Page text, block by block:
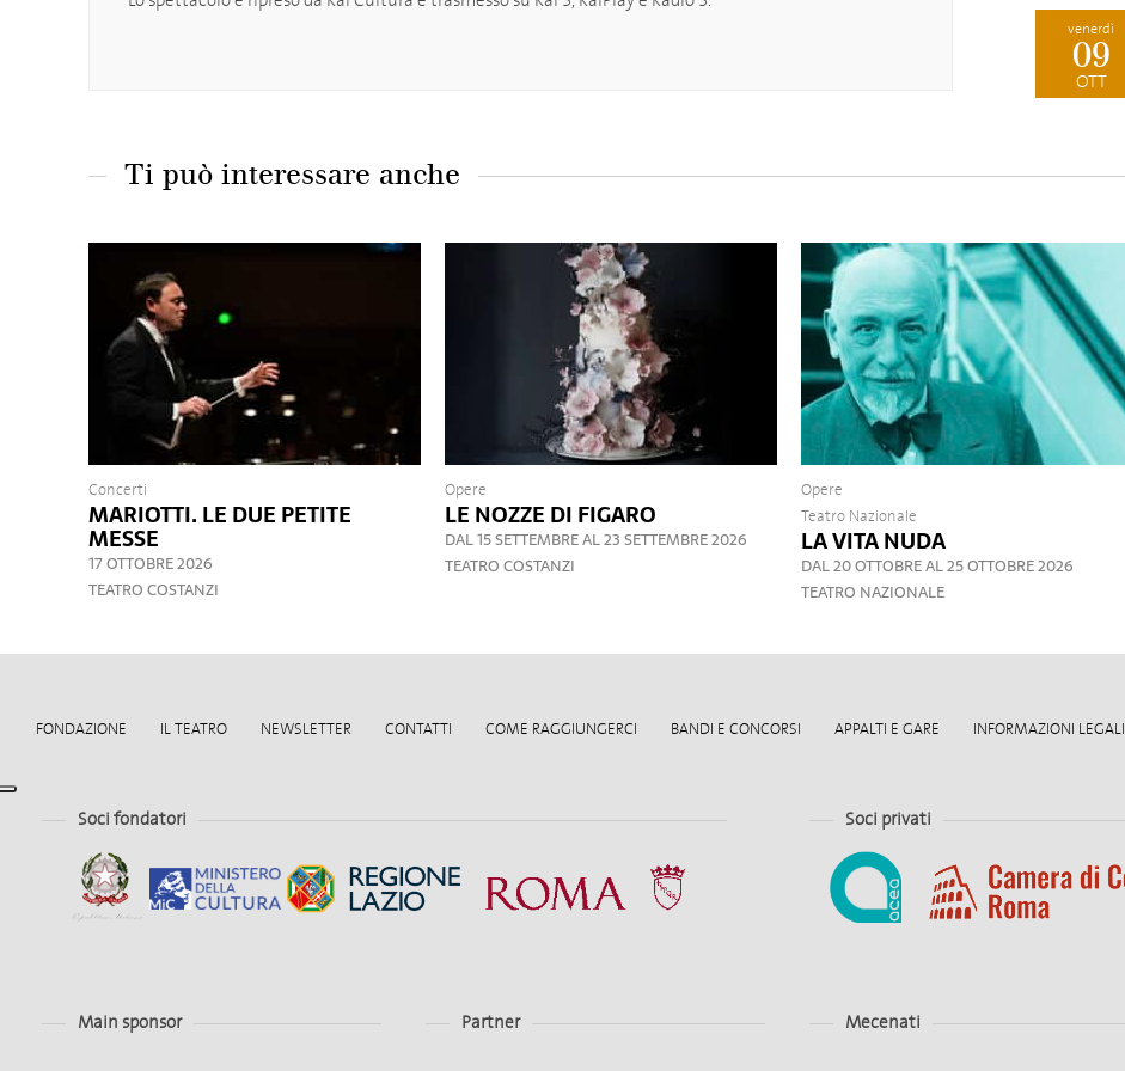
venerdì
09
OTT
Ti può interessare anche
Concerti
MARIOTTI. LE DUE PETITE
MESSE
17 OTTOBRE 2026
TEATRO COSTANZI
Opere
LE NOZZE DI FIGARO
DAL 15 SETTEMBRE AL 23 SETTEMBRE 2026
TEATRO COSTANZI
Opere
Teatro Nazionale
LA VITA NUDA
DAL 20 OTTOBRE AL 25 OTTOBRE 2026
TEATRO NAZIONALE
FONDAZIONE IL TEATRO NEWSLETTER CONTATTI COME RAGGIUNGERCI BANDI E CONCORSI APPALTI E GARE INFORMAZIONI LEGALI
Soci fondatori Soci privati
Main sponsor Partner Mecenati